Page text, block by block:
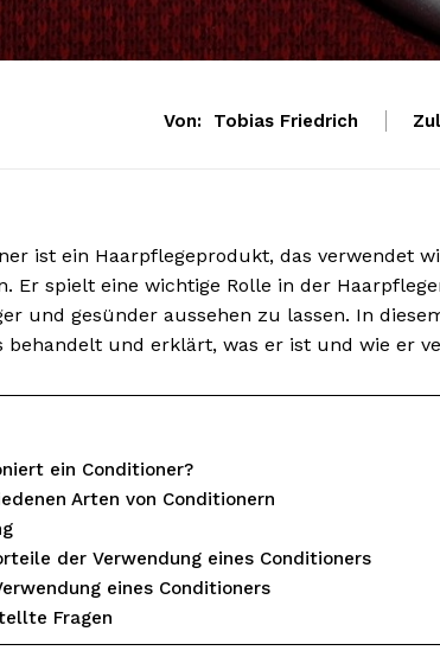
Von: Tobias Friedrich
ist ein Haarpflegeprodukt, das verwendet
Er spielt eine wichtige Rolle in der
und gesünder aussehen zu lassen. In
behandelt und erklärt, was er ist und wie er
ein Conditioner?
Arten von Conditionern
der Verwendung eines Conditioners
eines Conditioners
Fragen